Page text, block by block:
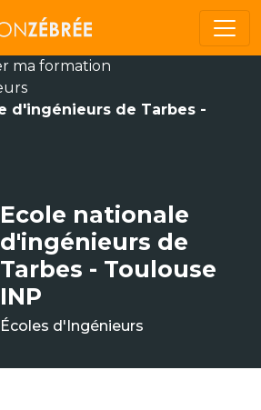
ma formation
d'ingénieurs de Tarbes -
Ecole nationale
d'ingénieurs de
Tarbes - Toulouse
INP
Écoles d'Ingénieurs